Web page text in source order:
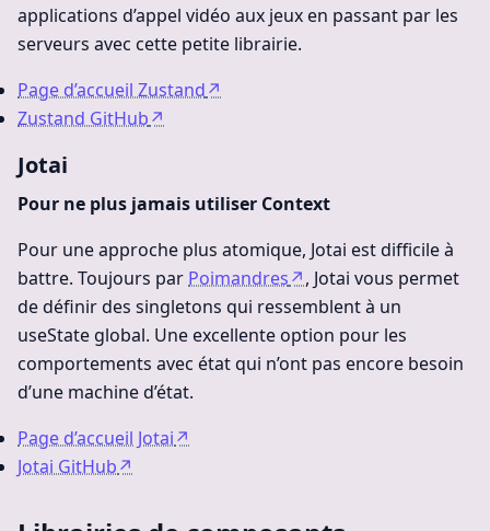
applications d’appel vidéo aux jeux en passant par les
serveurs avec cette petite librairie.
Page d’accueil Zustand↗
Zustand GitHub↗
Jotai
Pour ne plus jamais utiliser Context
Pour une approche plus atomique, Jotai est difficile à
battre. Toujours par Poimandres↗, Jotai vous permet
de définir des singletons qui ressemblent à un
useState global. Une excellente option pour les
comportements avec état qui n’ont pas encore besoin
d’une machine d’état.
Page d’accueil Jotai↗
Jotai GitHub↗